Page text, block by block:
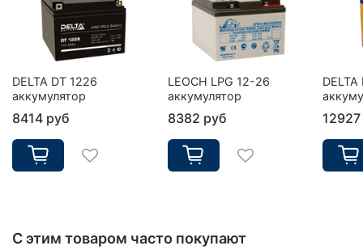
DELTA DT 1226
аккумулятор
8414 руб
LEOCH LPG 12-26
аккумулятор
8382 руб
С этим товаром часто покупают